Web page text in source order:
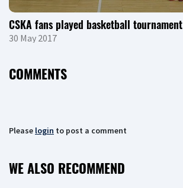
CSKA fans played basketball tournament
30 May 2017
COMMENTS
Please login to post a comment
WE ALSO RECOMMEND